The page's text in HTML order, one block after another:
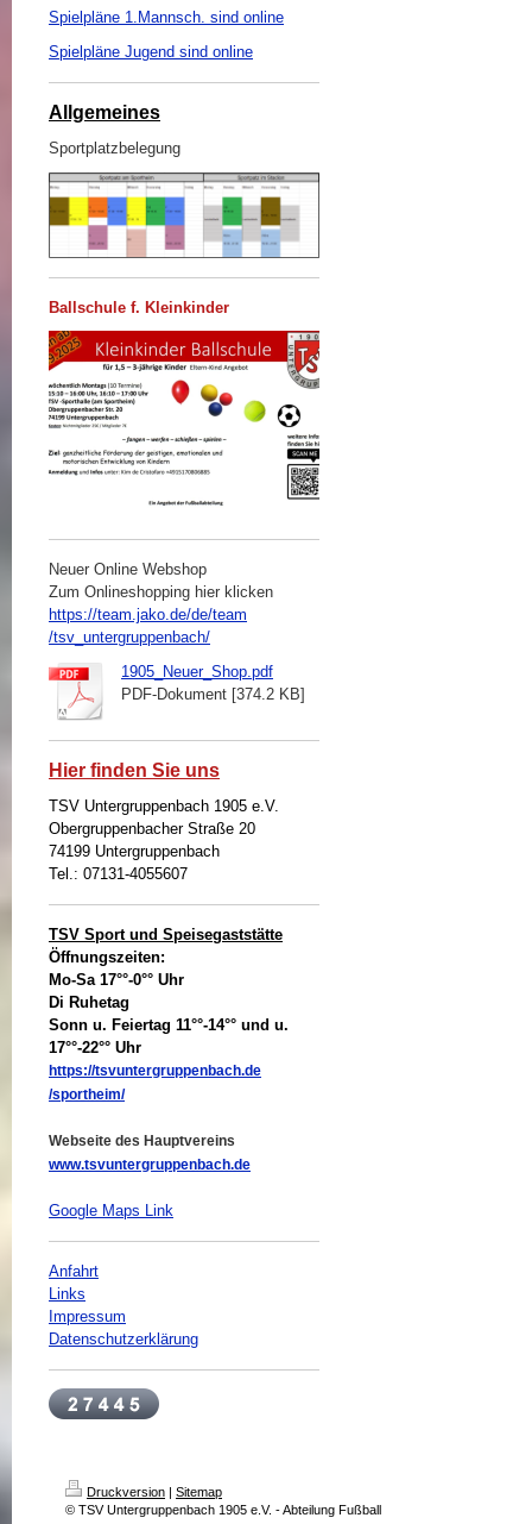
Spielpläne 1.Mannsch. sind online
Spielpläne Jugend sind online
Allgemeines
Sportplatzbelegung
Ballschule f. Kleinkinder
Neuer Online Webshop
Zum Onlineshopping hier klicken
https://team.jako.de/de/team
/tsv_untergruppenbach/
1905_Neuer_Shop.pdf
PDF-Dokument [374.2 KB]
Hier finden Sie uns
TSV Untergruppenbach 1905 e.V.
Obergruppenbacher Straße 20
74199 Untergruppenbach
Tel.: 07131-4055607
TSV Sport und Speisegaststätte
Öffnungszeiten:
Mo-Sa 17°°-0°° Uhr
Di Ruhetag
Sonn u. Feiertag 11°°-14°° und u.
17°°-22°° Uhr
https://tsvuntergruppenbach.de
/sportheim/
Webseite des Hauptvereins
www.tsvuntergruppenbach.de
Google Maps Link
Anfahrt
Links
Impressum
Datenschutzerklärung
Druckversion | Sitemap
© TSV Untergruppenbach 1905 e.V. - Abteilung Fußball